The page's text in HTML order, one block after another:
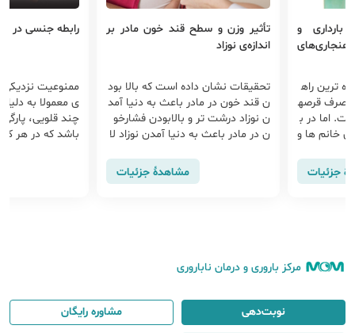
و
ب
و
ب
تأثیر وزن و سطح قند خون مادر بر
اندازه‌ی نوزاد
تحقیقات نشان داده است که بالا بود
ن قند خون در مادر باعث به دنیا آمد
ن نوزاد درشت تر و بالابودن فشارخو
ن در مادر باعث به دنیا آمدن نوزاد لا
مشاهدهٔ جزئیات
رابطه جنسی در طول درمان
ممنوعیت نزدیکی در طی
ی معمولا به دلیل جلوگیری
چند قلویی، پارگی تخمدان
باشد که در هر کدام از
...) ممکن است رابطه
ا لازم باشد ...
مرکز باروری و درمان ناباروری
نوبت‌دهی مشاوره رایگان